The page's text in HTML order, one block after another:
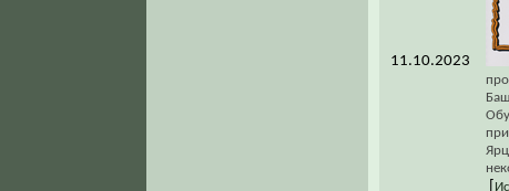
11.10.2023